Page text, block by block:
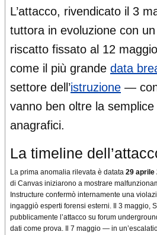
L’attacco, rivendicato il 3
tuttora in evoluzione con
riscatto fissato al 12
come il più grande data
settore dell’istruzione —
vanno ben oltre la
anagrafici.
La timeline
La prima anomalia rilevata è datata 29 aprile
di Canvas iniziarono a mostrare
Instructure confermò internamente una
ingaggiò esperti forensi esterni. Il 3 maggio,
pubblicamente l’attacco su forum
dati come prova. Il 7 maggio — in